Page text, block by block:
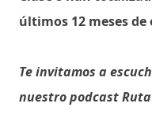
últimos 12 meses de
Te invitamos a
nuestro podcast Ruta